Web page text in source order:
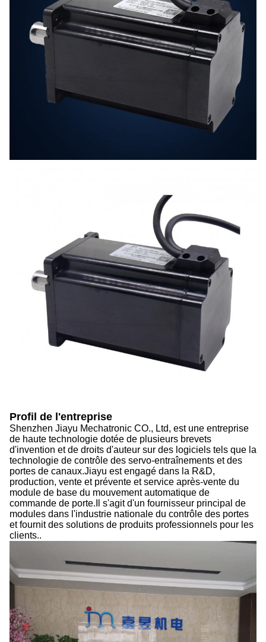
Profil de l'entreprise
Shenzhen Jiayu Mechatronic CO., Ltd, est une entreprise
de haute technologie dotée de plusieurs brevets
d'invention et de droits d'auteur sur des logiciels tels que la
technologie de contrôle des servo-entraînements et des
portes de canaux.Jiayu est engagé dans la R&D,
production, vente et prévente et service après-vente du
module de base du mouvement automatique de
commande de porte.Il s'agit d'un fournisseur principal de
modules dans l'industrie nationale du contrôle des portes
et fournit des solutions de produits professionnels pour les
clients..